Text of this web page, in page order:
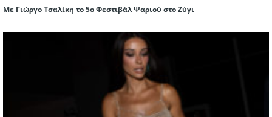
Με Γιώργο Τσαλίκη το 5ο Φεστιβάλ Ψαριού στο Ζύγι